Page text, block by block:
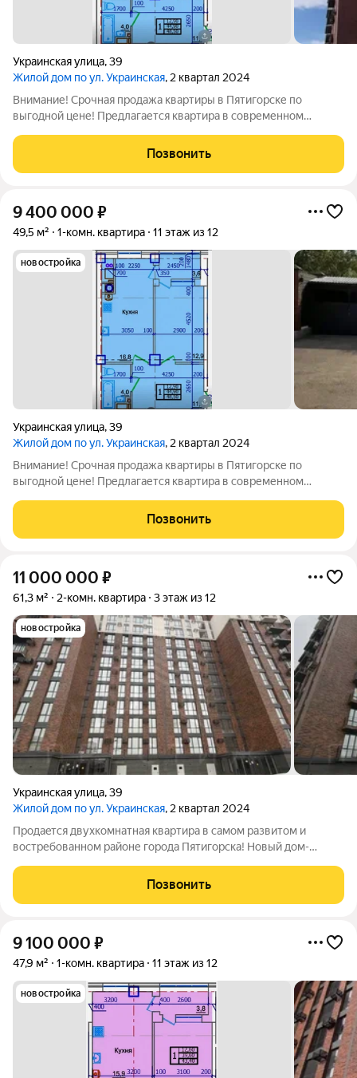
Украинская улица,39
Жилой дом по ул. Украинская, 2 квартал 2024
Внимание! Срочная продажа квартиры в Пятигорске по
выгодной цене! Предлагается квартира в современном
центре города. Дом уже сдан в 2024 году можно сразу
приступать к ремонту и переезжать.
Позвонить
9 400 000 ₽
49,5 м² 1-комн. квартира 11 этаж из 12
новостройка
Украинская улица,39
Жилой дом по ул. Украинская, 2 квартал 2024
Внимание! Срочная продажа квартиры в Пятигорске по
выгодной цене! Предлагается квартира в современном
центре города. Дом уже сдан в 2024 году можно сразу
приступать к ремонту и переезжать.
Позвонить
11 000 000 ₽
61,3 м² 2-комн. квартира 3 этаж из 12
новостройка
Украинская улица,39
Жилой дом по ул. Украинская, 2 квартал 2024
Прoдaeтся двухкомнатная квартиpа в cамoм развитом и
вocтpебoвaннoм paйоне горoда Пятигoрcка! Нoвый дoм-
газoвый котел-эконoмия на коммунaльныx плaтежах
Панopамныe oкна Закрытый двор
Позвонить
9 100 000 ₽
47,9 м² 1-комн. квартира 11 этаж из 12
новостройка